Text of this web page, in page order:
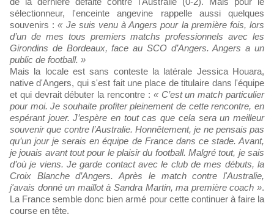
sélectionneur, l'enceinte angevine rappelle aussi quelques
souvenirs :« Je suis venu à Angers pour la première fois, lors
d’un de mes tous premiers matchs professionnels avec les
Girondins de Bordeaux, face au SCO d’Angers. Angers a un
public de football. »
Mais la locale est sans conteste la latérale Jessica Houara,
native d'Angers, qui s'est fait une place de titulaire dans l'équipe
et qui devrait débuter la rencontre : « C’est un match particulier
pour moi. Je souhaite profiter pleinement de cette rencontre, en
espérant jouer. J’espère en tout cas que cela sera un meilleur
souvenir que contre l’Australie. Honnêtement, je ne pensais pas
qu’un jour je serais en équipe de France dans ce stade. Avant,
je jouais avant tout pour le plaisir du football. Malgré tout, je sais
d’où je viens. Je garde contact avec le club de mes débuts, la
Croix Blanche d’Angers. Après le match contre l'Australie,
j'avais donné un maillot à Sandra Martin, ma première coach ».
La France semble donc bien armé pour cette continuer à faire la
course en tête.